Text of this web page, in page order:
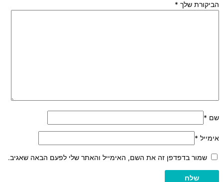
הביקורת שלך *
שם *
אימייל *
שמור בדפדפן זה את השם, האימייל והאתר שלי לפעם הבאה שאגיב.